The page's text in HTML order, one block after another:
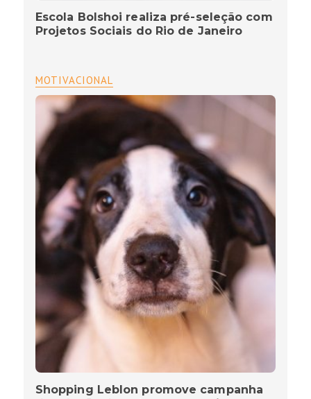
Escola Bolshoi realiza pré-seleção com
Projetos Sociais do Rio de Janeiro
MOTIVACIONAL
Shopping Leblon promove campanha